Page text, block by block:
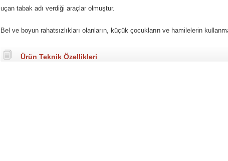
uçan tabak adı verdiği araçlar olmuştur.
Bel ve boyun rahatsızlıkları olanların, küçük çocukların ve hamilelerin
Ürün Teknik Özellikleri